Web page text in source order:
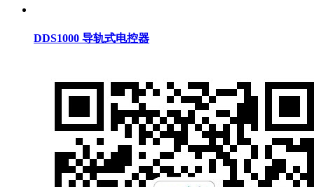
DDS1000 导轨式电控器